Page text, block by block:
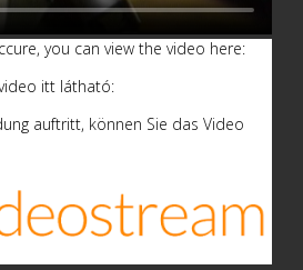
you can view the video here:
itt látható:
auftritt, können Sie das Video